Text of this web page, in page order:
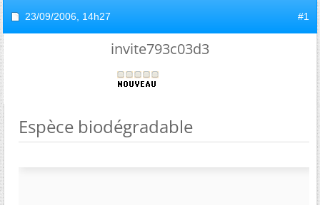
23/09/2006, 14h27 #1
invite793c03d3
Espèce biodégradable